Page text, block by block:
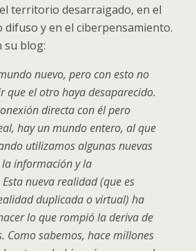
territorio desarraigado, en el
difuso y en el ciberpensamiento.
su blog:
nuevo, pero con esto no
que el otro haya desaparecido.
directa con él pero
hay un mundo entero, al que
utilizamos algunas nuevas
información y la
nueva realidad (que es
duplicada o virtual) ha
lo que rompió la deriva de
Como sabemos, hace millones